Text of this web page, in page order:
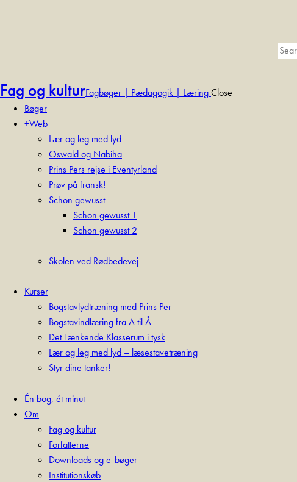
Fag og kulturFagbøger | Pædagogik | LæringClose
Bøger
+Web
Lær og leg med lyd
Oswald og Nabiha
Prins Pers rejse i Eventyrland
Prøv på fransk!
Schon gewusst
Schon gewusst 1
Schon gewusst 2
Skolen ved Rødbedevej
Kurser
Bogstavlydtræning med Prins Per
Bogstavindlæring fra A til Å
Det Tænkende Klasserum i tysk
Lær og leg med lyd – læsestavetræning
Styr dine tanker!
Én bog, ét minut
Om
Fag og kultur
Forfatterne
Downloads og e-bøger
Institutionskøb